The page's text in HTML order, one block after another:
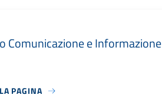
Comunicazione e Informazione
PAGINA